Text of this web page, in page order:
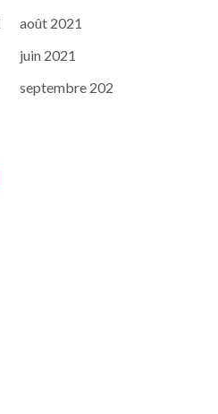
août 2021
juin 2021
septembre 202